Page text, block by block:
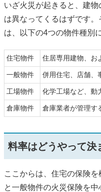
いざ火災が起きると、建
は異なってくるはずです
は、以下の4つの物件種別
住宅物件 住居専用建物、お
一般物件 併用住宅、店舗、
工場物件 化学工場など、動
倉庫物件 倉庫業者が管理す
料率はどうやって決
ここからは、住宅の保険
と一般物件の火災保険を中